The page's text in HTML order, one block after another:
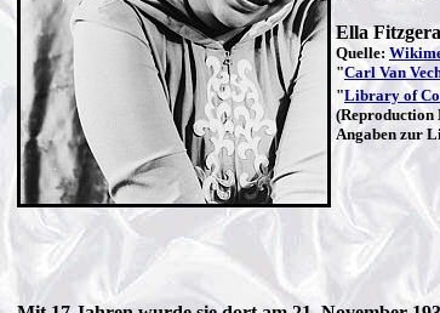
Ella
Quelle:
"Carl Van
"Library of
(Reproduction
Angaben zur